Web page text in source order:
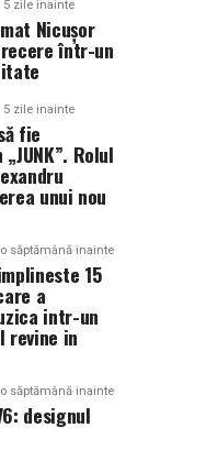
5 zile inainte
Nicușor
într-un
5 zile inainte
fie
Rolul
unui nou
o săptămână inainte
15
a
intr-un
revine in
o săptămână inainte
designul